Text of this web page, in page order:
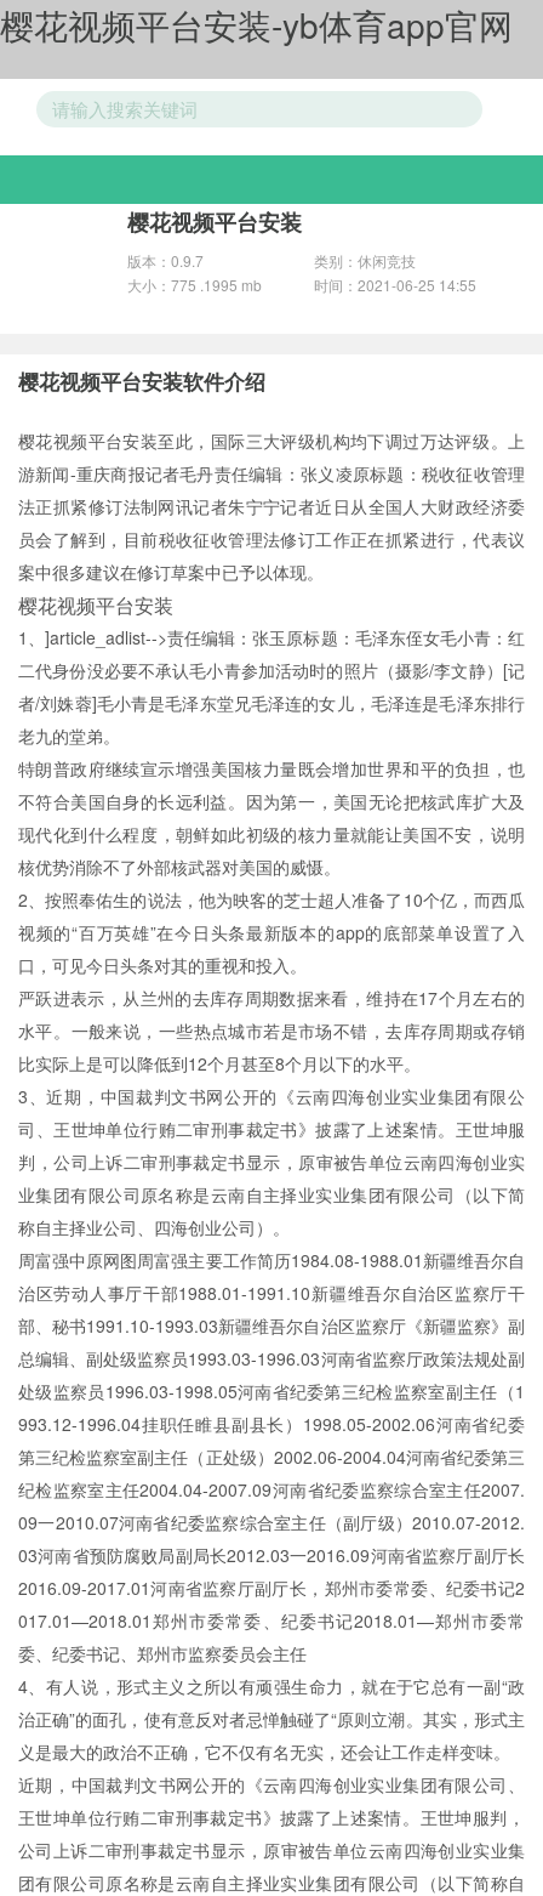
樱花视频平台安装-yb体育app官网
游戏分类
樱花视频平台安装
版本：0.9.7
类别：休闲竞技
大小：775 .1995 mb
时间：2021-06-25 14:55
樱花视频平台安装软件介绍
樱花视频平台安装至此，国际三大评级机构均下调过万达评级。上
游新闻-重庆商报记者毛丹责任编辑：张义凌原标题：税收征收管理
法正抓紧修订法制网讯记者朱宁宁记者近日从全国人大财政经济委
员会了解到，目前税收征收管理法修订工作正在抓紧进行，代表议
案中很多建议在修订草案中已予以体现。
樱花视频平台安装
1、]article_adlist-->责任编辑：张玉原标题：毛泽东侄女毛小青：红
二代身份没必要不承认毛小青参加活动时的照片（摄影/李文静）[记
者/刘姝蓉]毛小青是毛泽东堂兄毛泽连的女儿，毛泽连是毛泽东排行
老九的堂弟。
特朗普政府继续宣示增强美国核力量既会增加世界和平的负担，也
不符合美国自身的长远利益。因为第一，美国无论把核武库扩大及
现代化到什么程度，朝鲜如此初级的核力量就能让美国不安，说明
核优势消除不了外部核武器对美国的威慑。
2、按照奉佑生的说法，他为映客的芝士超人准备了10个亿，而西瓜
视频的“百万英雄”在今日头条最新版本的app的底部菜单设置了入
口，可见今日头条对其的重视和投入。
严跃进表示，从兰州的去库存周期数据来看，维持在17个月左右的
水平。一般来说，一些热点城市若是市场不错，去库存周期或存销
比实际上是可以降低到12个月甚至8个月以下的水平。
3、近期，中国裁判文书网公开的《云南四海创业实业集团有限公
司、王世坤单位行贿二审刑事裁定书》披露了上述案情。王世坤服
判，公司上诉二审刑事裁定书显示，原审被告单位云南四海创业实
业集团有限公司原名称是云南自主择业实业集团有限公司（以下简
称自主择业公司、四海创业公司）。
周富强中原网图周富强主要工作简历1984.08-1988.01新疆维吾尔自
治区劳动人事厅干部1988.01-1991.10新疆维吾尔自治区监察厅干
部、秘书1991.10-1993.03新疆维吾尔自治区监察厅《新疆监察》副
总编辑、副处级监察员1993.03-1996.03河南省监察厅政策法规处副
处级监察员1996.03-1998.05河南省纪委第三纪检监察室副主任（1
993.12-1996.04挂职任睢县副县长）1998.05-2002.06河南省纪委
第三纪检监察室副主任（正处级）2002.06-2004.04河南省纪委第三
纪检监察室主任2004.04-2007.09河南省纪委监察综合室主任2007.
09一2010.07河南省纪委监察综合室主任（副厅级）2010.07-2012.
03河南省预防腐败局副局长2012.03一2016.09河南省监察厅副厅长
2016.09-2017.01河南省监察厅副厅长，郑州市委常委、纪委书记2
017.01—2018.01郑州市委常委、纪委书记2018.01—郑州市委常
委、纪委书记、郑州市监察委员会主任
4、有人说，形式主义之所以有顽强生命力，就在于它总有一副“政
治正确”的面孔，使有意反对者忌惮触碰了“原则立潮。其实，形式主
义是最大的政治不正确，它不仅有名无实，还会让工作走样变味。
近期，中国裁判文书网公开的《云南四海创业实业集团有限公司、
王世坤单位行贿二审刑事裁定书》披露了上述案情。王世坤服判，
公司上诉二审刑事裁定书显示，原审被告单位云南四海创业实业集
团有限公司原名称是云南自主择业实业集团有限公司（以下简称自